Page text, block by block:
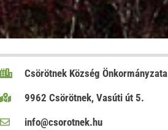
Csörötnek Község Önkormányzata
9962 Csörötnek, Vasúti út 5.
info@csorotnek.hu